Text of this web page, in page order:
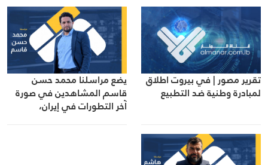
تقرير مصور | في بيروت اطلاق
لمبادرة وطنية ضد التطبيع
يضع مراسلنا محمد حسن
قاسم المشاهدين في صورة
آخر التطورات في إيران،